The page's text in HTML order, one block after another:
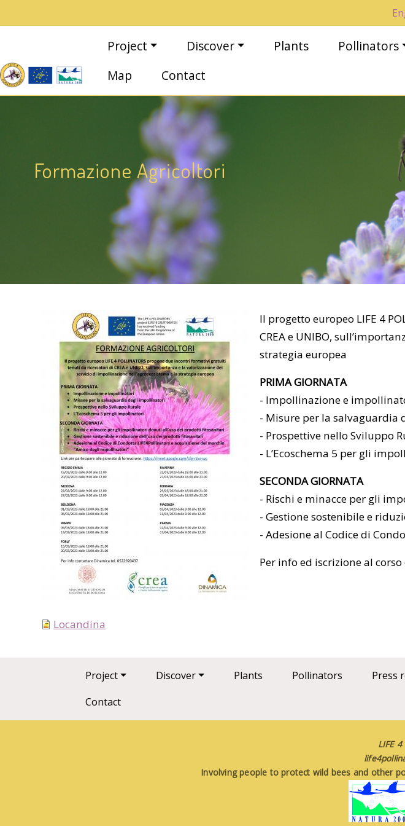
Main navigation
Project Discover Plants Pollinators
Map
Contact
Formazione Agricoltori
Il progetto europeo LIFE 4
CREA e UNIBO,
strategia europea
PRIMA GIORNATA
- Impollinazione e
- Misure per la
- Prospettive nello Sviluppo
- L’Ecoschema 5 per gli
SECONDA GIORNATA
- Rischi e minacce per gli
- Gestione sostenibile e
- Adesione al Codice di
Per info ed iscrizione al
Locandina
Main navigation
Project Discover Plants Pollinators Press
Contact
LIFE
Involving people to protect wild bees and other